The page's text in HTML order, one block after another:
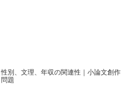
性別、文理、年収の関連性｜小論文創作
問題